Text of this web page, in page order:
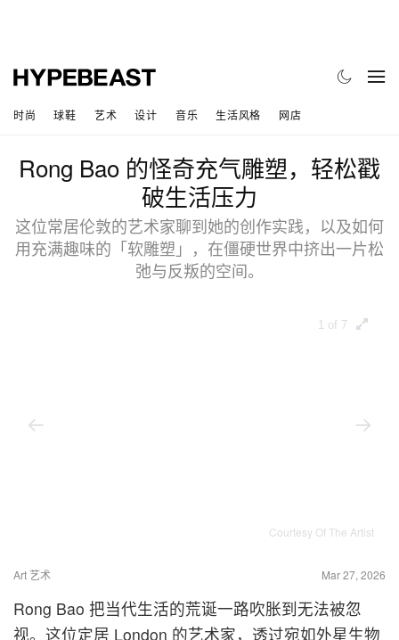
时尚 球鞋 艺术 设计 音乐 生活风格 网店
Rong Bao 的怪奇充气雕塑，轻松戳
破生活压力
这位常居伦敦的艺术家聊到她的创作实践，以及如何
用充满趣味的「软雕塑」，在僵硬世界中挤出一片松
弛与反叛的空间。
1 of 7
Courtesy Of The Artist
Art 艺术 Mar 27, 2026
Rong Bao 把当代生活的荒诞一路吹胀到无法被忽
视。这位定居 London 的艺术家，透过宛如外星生物